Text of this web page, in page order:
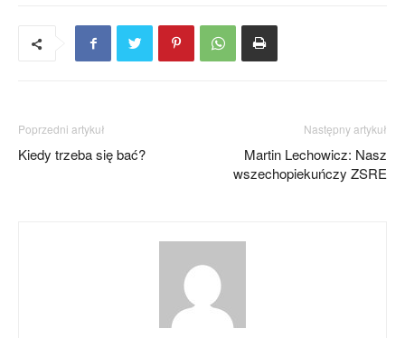
Poprzedni artykuł
Kiedy trzeba się bać?
Następny artykuł
Martin Lechowicz: Nasz
wszechopiekuńczy ZSRE